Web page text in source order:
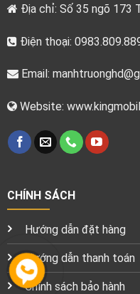
Địa chỉ: Số 35 ngõ 173
Điện thoại:
Email:
Website:
CHÍNH SÁCH
Hướng dẫn đặt hàng
Hướng dẫn thanh toán
Chính sách bảo hành